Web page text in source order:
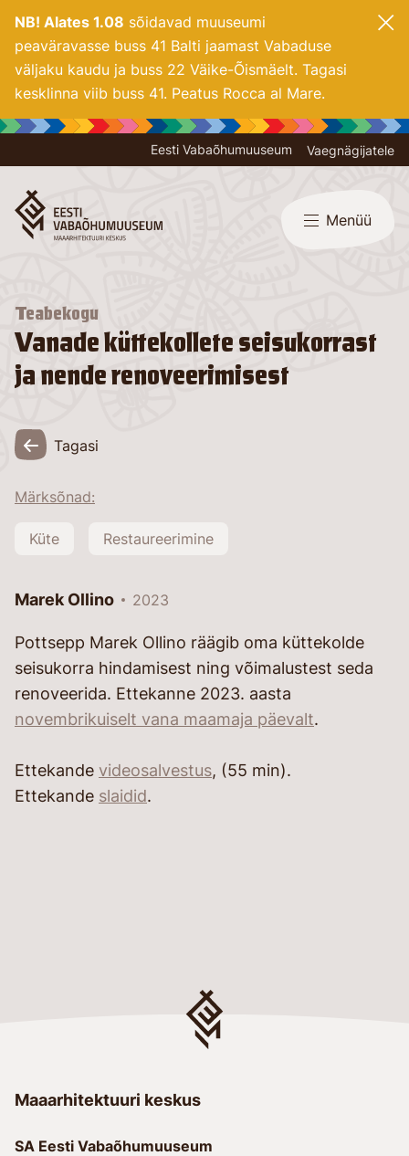
NB! Alates 1.08 sõidavad muuseumi
peaväravasse buss 41 Balti jaamast Vabaduse
väljaku kaudu ja buss 22 Väike-Õismäelt. Tagasi
kesklinna viib buss 41. Peatus Rocca al Mare.
Eesti Vabaõhumuuseum Vaegnägijatele
Menüü
Teabekogu
Vanade küttekollete seisukorrast
ja nende renoveerimisest
Tagasi
Märksõnad:
Küte Restaureerimine
Marek Ollino 2023
Pottsepp Marek Ollino räägib oma küttekolde
seisukorra hindamisest ning võimalustest seda
renoveerida. Ettekanne 2023. aasta
novembrikuiselt vana maamaja päevalt.
Ettekande videosalvestus, (55 min).
Ettekande slaidid.
Maaarhitektuuri keskus
SA Eesti Vabaõhumuuseum